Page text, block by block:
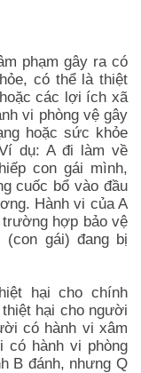
phạm gây ra có
có thể là thiệt
các lợi ích xã
vi phòng vệ gây
hoặc sức khỏe
dụ: A đi làm về
con gái mình,
cuốc bổ vào đầu
Hành vi của A
hợp bảo vệ
gái) đang bị
hại cho chính
hại cho người
có hành vi xâm
có hành vi phòng
B đánh, nhưng Q